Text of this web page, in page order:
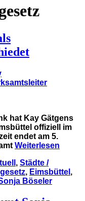
hat Kay Gätgens
offiziell im
endet am 5.
Weiterlesen
, Städte /
, Eimsbüttel ,
Böseler